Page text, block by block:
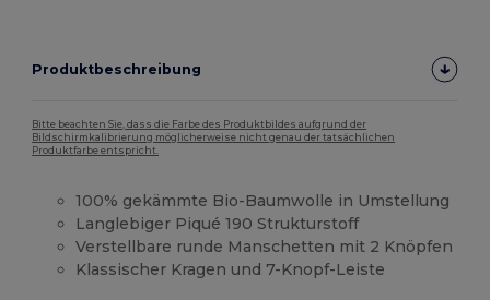
Produktbeschreibung
Bitte beachten Sie, dass die Farbe des Produktbildes aufgrund der
Bildschirmkalibrierung möglicherweise nicht genau der tatsächlichen
Produktfarbe entspricht.
100% gekämmte Bio-Baumwolle in Umstellung
Langlebiger Piqué 190 Strukturstoff
Verstellbare runde Manschetten mit 2 Knöpfen
Klassischer Kragen und 7-Knopf-Leiste